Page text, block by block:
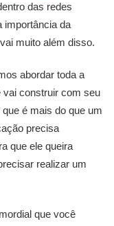
das redes
importância da
muito além disso.
abordar toda a
vai construir com seu
é mais do que um
precisa
que ele queira
realizar um
que você